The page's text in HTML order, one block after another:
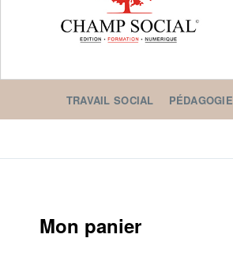
TRAVAIL SOCIAL PÉDAGOGIE
Mon panier